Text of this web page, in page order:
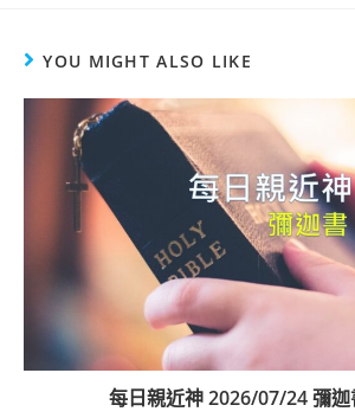
YOU MIGHT ALSO LIKE
每日親近神 2026/07/24 彌迦